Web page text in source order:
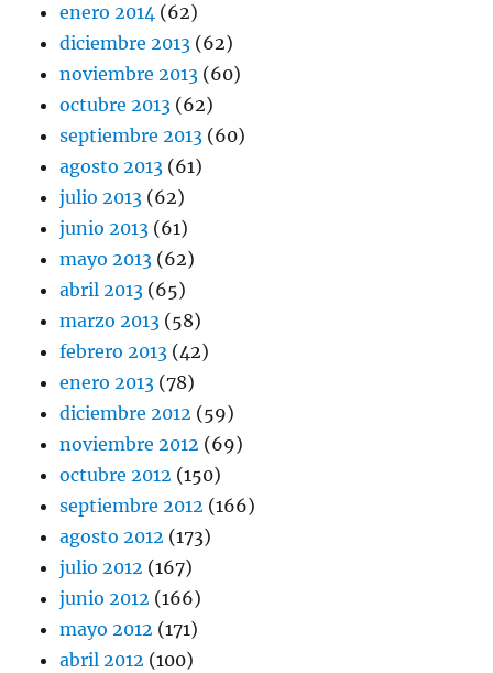
enero 2014 (62)
diciembre 2013 (62)
noviembre 2013 (60)
octubre 2013 (62)
septiembre 2013 (60)
agosto 2013 (61)
julio 2013 (62)
junio 2013 (61)
mayo 2013 (62)
abril 2013 (65)
marzo 2013 (58)
febrero 2013 (42)
enero 2013 (78)
diciembre 2012 (59)
noviembre 2012 (69)
octubre 2012 (150)
septiembre 2012 (166)
agosto 2012 (173)
julio 2012 (167)
junio 2012 (166)
mayo 2012 (171)
abril 2012 (100)